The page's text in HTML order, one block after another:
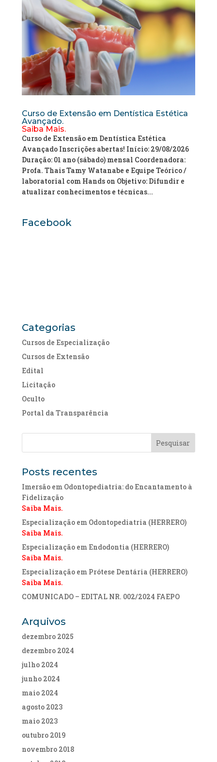
Curso de Extensão em Dentística Estética
Avançado.
Saiba Mais.
Curso de Extensão em Dentística Estética
Avançado Inscrições abertas! Início: 29/08/2026
Duração: 01 ano (sábado) mensal Coordenadora:
Profa. Thais Tamy Watanabe e Equipe Teórico /
laboratorial com Hands on Objetivo: Difundir e
atualizar conhecimentos e técnicas...
Facebook
Categorias
Cursos de Especialização
Cursos de Extensão
Edital
Licitação
Oculto
Portal da Transparência
Posts recentes
Imersão em Odontopediatria: do Encantamento à
Fidelização
Saiba Mais.
Especialização em Odontopediatria (HERRERO)
Saiba Mais.
Especialização em Endodontia (HERRERO)
Saiba Mais.
Especialização em Prótese Dentária (HERRERO)
Saiba Mais.
COMUNICADO – EDITAL NR. 002/2024 FAEPO
Arquivos
dezembro 2025
dezembro 2024
julho 2024
junho 2024
maio 2024
agosto 2023
maio 2023
outubro 2019
novembro 2018